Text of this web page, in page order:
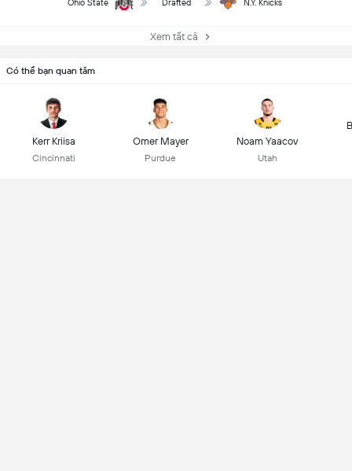
Ohio State Drafted N.Y. Knicks
Xem tất cả
Có thể bạn quan tâm
Kerr Kriisa
Cincinnati
Omer Mayer
Purdue
Noam Yaacov
Utah